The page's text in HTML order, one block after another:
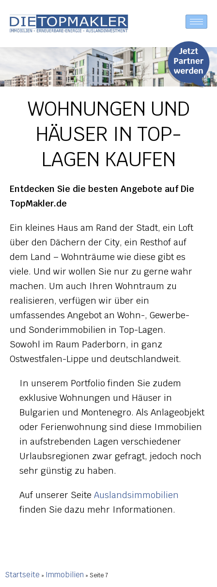
WOHNUNGEN UND
HÄUSER IN TOP-
LAGEN KAUFEN
Entdecken Sie die besten Angebote auf Die
TopMakler.de
Ein kleines Haus am Rand der Stadt, ein Loft
über den Dächern der City, ein Resthof auf
dem Land ­– Wohnträume wie diese gibt es
viele. Und wir wollen Sie nur zu gerne wahr
machen. Um auch Ihren Wohntraum zu
realisieren, verfügen wir über ein
umfassendes Angebot an Wohn-, Gewerbe-
und Sonderimmobilien in Top-Lagen.
Sowohl im Raum Paderborn, in ganz
Ostwestfalen-Lippe und deutschlandweit.
In unserem Portfolio finden Sie zudem
exklusive Wohnungen und Häuser in
Bulgarien und Montenegro. Als Anlageobjekt
oder Ferienwohnung sind diese Immobilien
in aufstrebenden Lagen verschiedener
Urlaubsregionen zwar gefragt, jedoch noch
sehr günstig zu haben.
Auf unserer Seite Auslandsimmobilien
finden Sie dazu mehr Informationen.
Startseite » Immobilien » Seite 7